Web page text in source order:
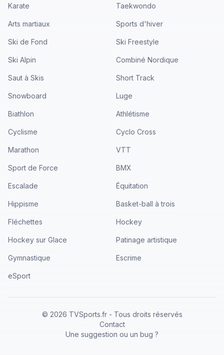
Karate Taekwondo
Arts martiaux Sports d'hiver
Ski de Fond Ski Freestyle
Ski Alpin Combiné Nordique
Saut à Skis Short Track
Snowboard Luge
Biathlon Athlétisme
Cyclisme Cyclo Cross
Marathon VTT
Sport de Force BMX
Escalade Équitation
Hippisme Basket-ball à trois
Fléchettes Hockey
Hockey sur Glace Patinage artistique
Gymnastique Escrime
eSport
© 2026 TVSports.fr - Tous droits réservés
Contact
Une suggestion ou un bug ?